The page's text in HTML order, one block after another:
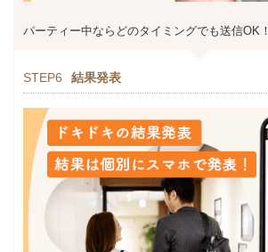
パーティー中ならどのタイミングでも送信OK！
STEP6 結果発表